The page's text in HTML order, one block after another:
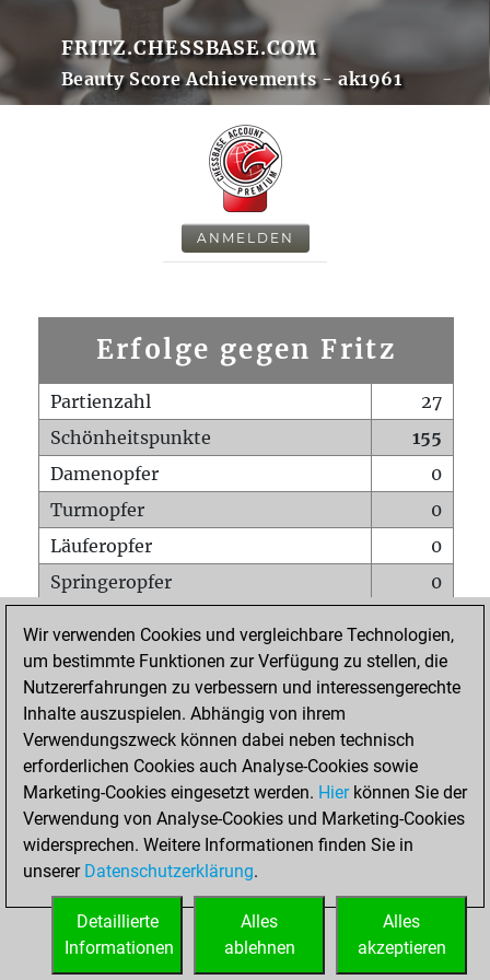
FRITZ.CHESSBASE.COM
Beauty Score Achievements - ak1961
ANMELDEN
Erfolge gegen Fritz
Partienzahl
27
Schönheitspunkte
155
Damenopfer
0
Turmopfer
0
Läuferopfer
0
Springeropfer
0
Matt auf vollem Brett
0
Bauer setzt Matt
0
Erstickte Matts
Unterverwandlungen
Türme auf der siebten
0
STARTSEITE
Wir verwenden Cookies und vergleichbare Technologien,
um bestimmte Funktionen zur Verfügung zu stellen, die
Nutzererfahrungen zu verbessern und interessengerechte
Inhalte auszuspielen. Abhängig von ihrem
Verwendungszweck können dabei neben technisch
erforderlichen Cookies auch Analyse-Cookies sowie
Marketing-Cookies eingesetzt werden. Hierkönnen Sie der
Verwendung von Analyse-Cookies und Marketing-Cookies
widersprechen. Weitere Informationen finden Sie in
unserer Datenschutzerklärung.
Alles
akzeptieren
Alles
ablehnen
Detaillierte
Informationen